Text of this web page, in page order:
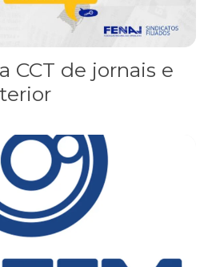
CCT de jornais e
à TV TEM, denunciada de cometer